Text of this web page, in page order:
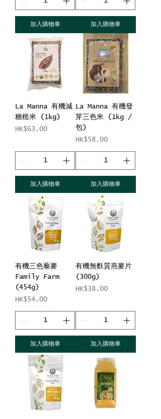
加入購物車 加入購物車
La Manna 有機減
糖糙米 (1kg)
價格
HK$63.00
加入購物車
La Manna 有機發
芽三色米 (1kg /
包)
價格
HK$58.00
加入購物車
有機三色藜麥
Family Farm
(454g)
價格
HK$54.00
加入購物車
有機無麩質燕麥片
(300g)
價格
HK$38.00
加入購物車